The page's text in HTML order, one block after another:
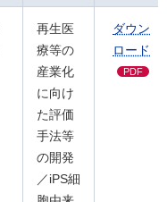
再生医
療等の
産業化
に向け
た評価
手法等
の開発
／iPS細
ダウン
ロード
PDF